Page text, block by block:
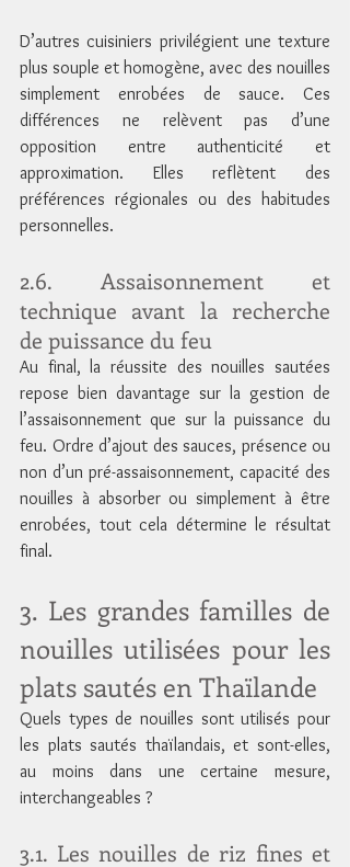
D’autres cuisiniers privilégient une texture
plus souple et homogène, avec des nouilles
simplement enrobées de sauce. Ces
différences ne relèvent pas d’une
opposition entre authenticité et
approximation. Elles reflètent des
préférences régionales ou des habitudes
personnelles.
2.6. Assaisonnement et
technique avant la recherche
de puissance du feu
Au final, la réussite des nouilles sautées
repose bien davantage sur la gestion de
l’assaisonnement que sur la puissance du
feu. Ordre d’ajout des sauces, présence ou
non d’un pré-assaisonnement, capacité des
nouilles à absorber ou simplement à être
enrobées, tout cela détermine le résultat
final.
3. Les grandes familles de
nouilles utilisées pour les
plats sautés en Thaïlande
Quels types de nouilles sont utilisés pour
les plats sautés thaïlandais, et sont-elles,
au moins dans une certaine mesure,
interchangeables ?
3.1. Les nouilles de riz fines et